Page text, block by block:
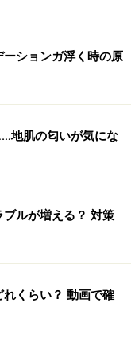
て同じもの？
、「白髪染め」に
ーをしている方が
髪染めとその使い
髪染め] All About
ションガ浮く時の原
地肌の匂いが気にな
ルが増える？ 対策
くらい？ 動画で確